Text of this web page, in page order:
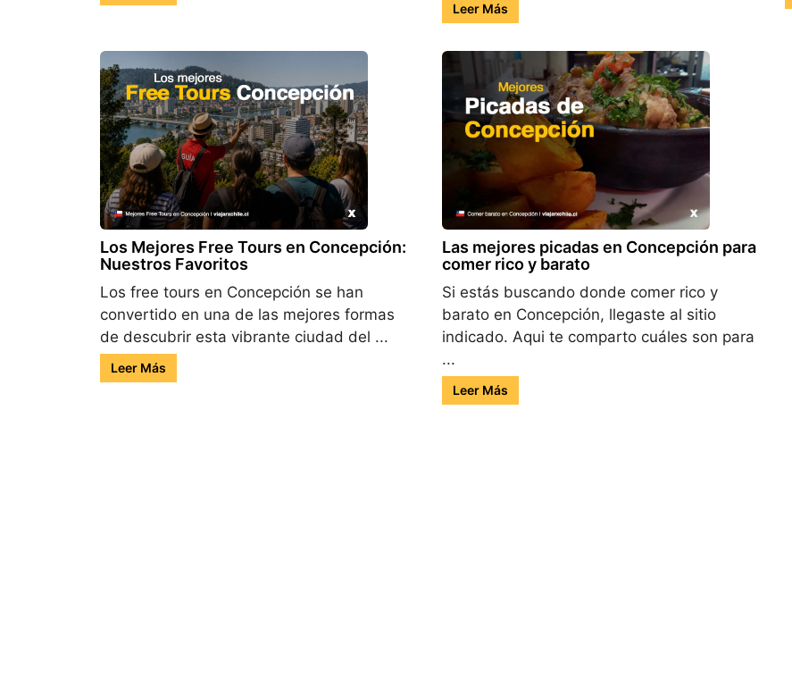
Leer Más
Los Mejores Free Tours en Concepción:
Nuestros Favoritos
Los free tours en Concepción se han
convertido en una de las mejores formas
de descubrir esta vibrante ciudad del ...
Leer Más
Las mejores picadas en Concepción para
comer rico y barato
Si estás buscando donde comer rico y
barato en Concepción, llegaste al sitio
indicado. Aqui te comparto cuáles son para
...
Leer Más